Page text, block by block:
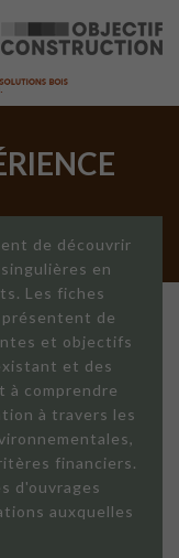
de découvrir
en
Les fiches
de
et objectifs
et des
à comprendre
à travers les
financiers.
d'ouvrages
auxquelles